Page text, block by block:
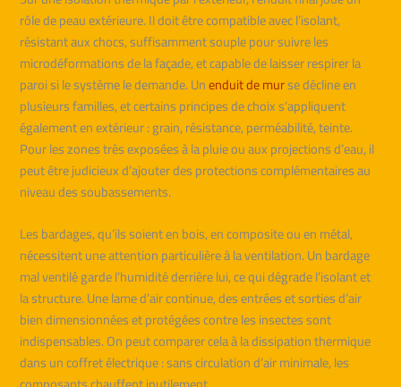
rôle de peau extérieure. Il doit être compatible avec l’isolant,
résistant aux chocs, suffisamment souple pour suivre les
microdéformations de la façade, et capable de laisser respirer la
paroi si le système le demande. Unenduit de murse décline en
plusieurs familles, et certains principes de choix s’appliquent
également en extérieur : grain, résistance, perméabilité, teinte.
Pour les zones très exposées à la pluie ou aux projections d’eau, il
peut être judicieux d’ajouter des protections complémentaires au
niveau des soubassements.
Les bardages, qu’ils soient en bois, en composite ou en métal,
nécessitent une attention particulière à la ventilation. Un bardage
mal ventilé garde l’humidité derrière lui, ce qui dégrade l’isolant et
la structure. Une lame d’air continue, des entrées et sorties d’air
bien dimensionnées et protégées contre les insectes sont
indispensables. On peut comparer cela à la dissipation thermique
dans un coffret électrique : sans circulation d’air minimale, les